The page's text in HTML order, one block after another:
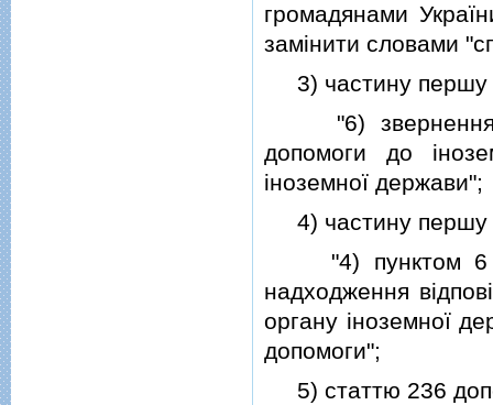
громадянами
замiнити словами
3) частину першу
"6) звернення iз
допомоги до
iноземної держави";
4) частину першу
"4) пунктом 6
надходження
органу iноземної
допомоги";
5) статтю 236